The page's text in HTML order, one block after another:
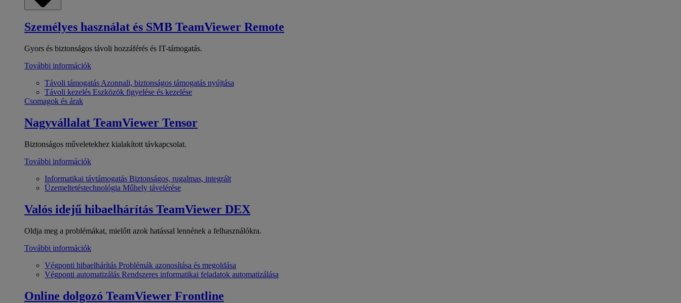
Személyes használat és SMB TeamViewer Remote
Gyors és biztonságos távoli hozzáférés és IT-támogatás.
További információk
Távoli támogatás Azonnali, biztonságos támogatás nyújtása
Távoli kezelés Eszközök figyelése és kezelése
Csomagok és árak
Nagyvállalat TeamViewer Tensor
Biztonságos műveletekhez kialakított távkapcsolat.
További információk
Informatikai távtámogatás Biztonságos, rugalmas, integrált
Üzemeltetéstechnológia Műhely távelérése
Valós idejű hibaelhárítás TeamViewer DEX
Oldja meg a problémákat, mielőtt azok hatással lennének a felhasználókra.
További információk
Végponti hibaelhárítás Problémák azonosítása és megoldása
Végponti automatizálás Rendszeres informatikai feladatok automatizálása
Online dolgozó TeamViewer Frontline